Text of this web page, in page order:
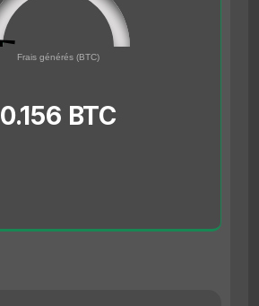
Frais générés (BTC)
0.156 BTC